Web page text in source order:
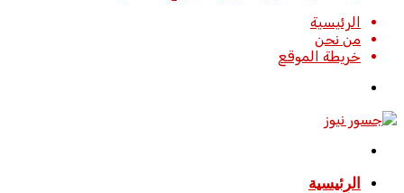
الرئيسية
من نحن
خريطة الموقع
الرئيسية